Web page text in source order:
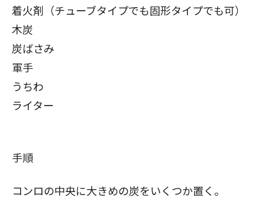
着火剤（チューブタイプでも固形タイプでも可）
木炭
炭ばさみ
軍手
うちわ
ライター
手順
コンロの中央に大きめの炭をいくつか置く。